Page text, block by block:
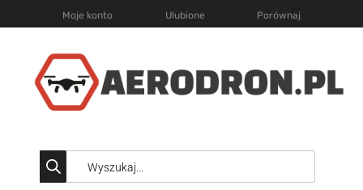
Moje konto Ulubione Porównaj